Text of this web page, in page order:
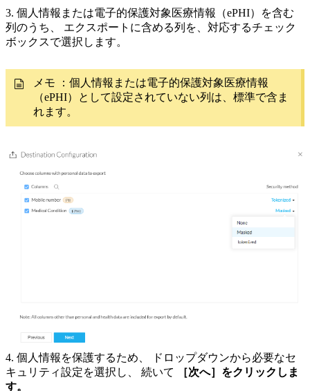
3. 個人情報または電子的保護対象医療情報（ePHI）を含む
列のうち、
エクスポートに含める列を、対応するチェック
ボックスで選択します。
メモ
：個人情報または電子的保護対象医療情報
（ePHI）として設定されていない列は、標準で含ま
れます。
4. 個人情報を保護するため、
ドロップダウンから必要なセ
キュリティ設定を選択し、
続いて
［次へ］をクリックしま
す。